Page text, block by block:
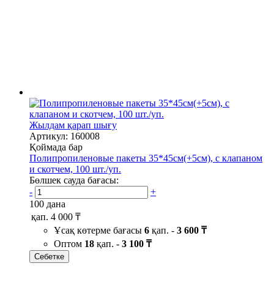
Жылдам қарап шығу
Артикул: 160008
Қоймада бар
Полипропиленовые пакеты 35*45см(+5см), с клапаном
и скотчем, 100 шт./уп.
Бөлшек сауда бағасы:
-
+
100 дана
қап. 4 000 ₸
Ұсақ көтерме бағасы 6 қап. - 3 600 ₸
Оптом 18 қап. - 3 100 ₸
Себетке